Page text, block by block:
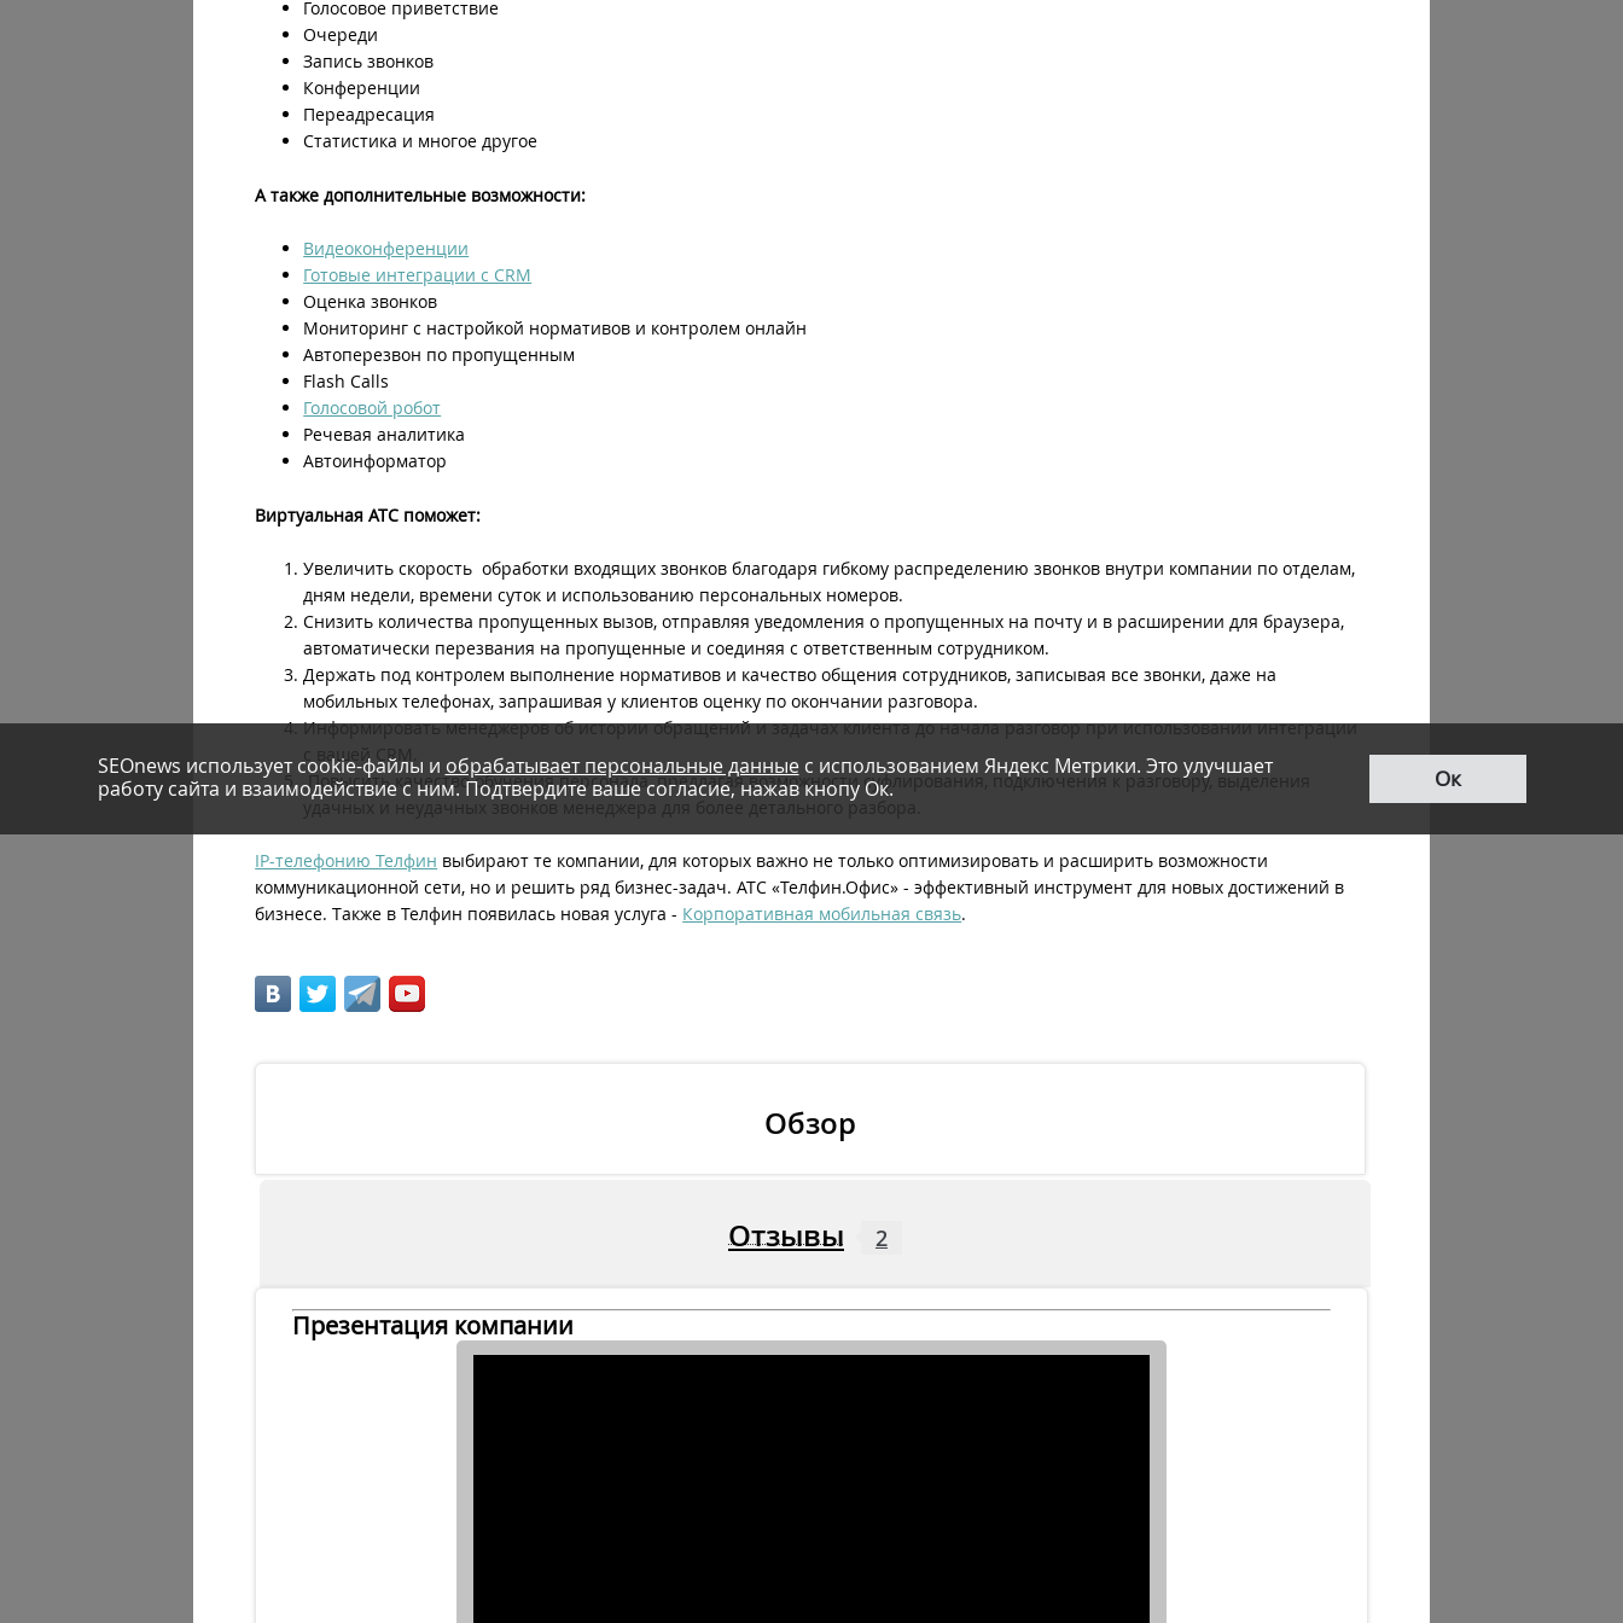
Голосовое приветствие
Очереди
Запись звонков
Конференции
Переадресация
Статистика и многое другое
А также дополнительные возможности:
Видеоконференции
Готовые интеграции с CRM
Оценка звонков
Мониторинг с настройкой нормативов и контролем онлайн
Автоперезвон по пропущенным
Flash Calls
Голосовой робот
Речевая аналитика
Автоинформатор
Виртуальная АТС поможет:
Увеличить скорость обработки входящих звонков благодаря гибкому распределению звонков внутри компании по отделам,
дням недели, времени суток и использованию персональных номеров.
Снизить количества пропущенных вызов, отправляя уведомления о пропущенных на почту и в расширении для браузера,
автоматически перезвания на пропущенные и соединяя с ответственным сотрудником.
Держать под контролем выполнение нормативов и качество общения сотрудников, записывая все звонки, даже на
мобильных телефонах, запрашивая у клиентов оценку по окончании разговора.
Информировать менеджеров об истории обращений и задачах клиента до начала разговор при использовании интеграции
с вашей CRM.
Повысить качество обучения персонала, предлагая возможности суфлирования, подключения к разговору, выделения
удачных и неудачных звонков менеджера для более детального разбора.
IP-телефонию Телфин выбирают те компании, для которых важно не только оптимизировать и расширить возможности
коммуникационной сети, но и решить ряд бизнес-задач. АТС «Телфин.Офис» - эффективный инструмент для новых достижений в
бизнесе. Также в Телфин появилась новая услуга - Корпоративная мобильная связь.
Обзор
Отзывы 2
Презентация компании
SEOnews использует cookie-файлы и обрабатывает персональные данныес использованием Яндекс Метрики. Это улучшает
работу сайта и взаимодействие с ним. Подтвердите ваше согласие, нажав кнопу Ок.
Ок